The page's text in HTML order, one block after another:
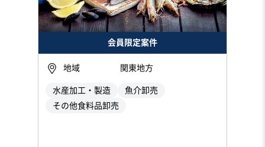
会員限定案件
地域 関東地方
水産加工・製造
魚介卸売
その他食料品卸売